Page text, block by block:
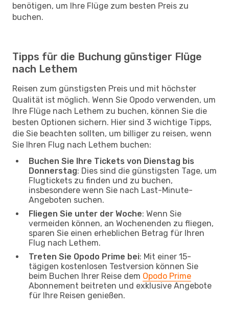
benötigen, um Ihre Flüge zum besten Preis zu
buchen.
Tipps für die Buchung günstiger Flüge
nach Lethem
Reisen zum günstigsten Preis und mit höchster
Qualität ist möglich. Wenn Sie Opodo verwenden, um
Ihre Flüge nach Lethem zu buchen, können Sie die
besten Optionen sichern. Hier sind 3 wichtige Tipps,
die Sie beachten sollten, um billiger zu reisen, wenn
Sie Ihren Flug nach Lethem buchen:
Buchen Sie Ihre Tickets von Dienstag bis
Donnerstag: Dies sind die günstigsten Tage, um
Flugtickets zu finden und zu buchen,
insbesondere wenn Sie nach Last-Minute-
Angeboten suchen.
Fliegen Sie unter der Woche: Wenn Sie
vermeiden können, an Wochenenden zu fliegen,
sparen Sie einen erheblichen Betrag für Ihren
Flug nach Lethem.
Treten Sie Opodo Prime bei: Mit einer 15-
tägigen kostenlosen Testversion können Sie
beim Buchen Ihrer Reise dem Opodo Prime
Abonnement beitreten und exklusive Angebote
für Ihre Reisen genießen.